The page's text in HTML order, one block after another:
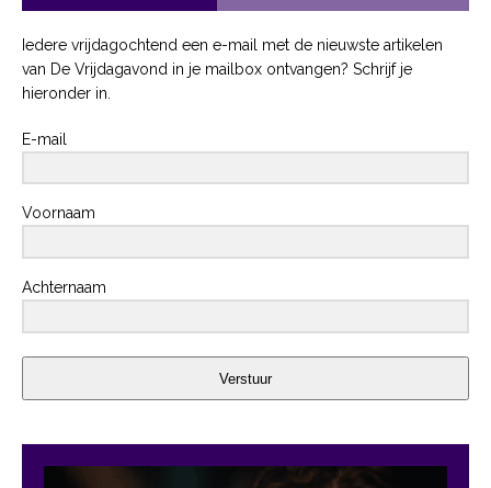
Iedere vrijdagochtend een e-mail met de nieuwste artikelen
van De Vrijdagavond in je mailbox ontvangen? Schrijf je
hieronder in.
E-mail
Voornaam
Achternaam
Verstuur